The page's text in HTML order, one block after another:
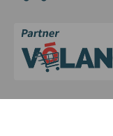
Aggiorna le